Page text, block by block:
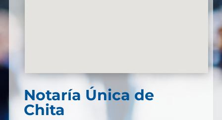
Notaría Única de
Chita